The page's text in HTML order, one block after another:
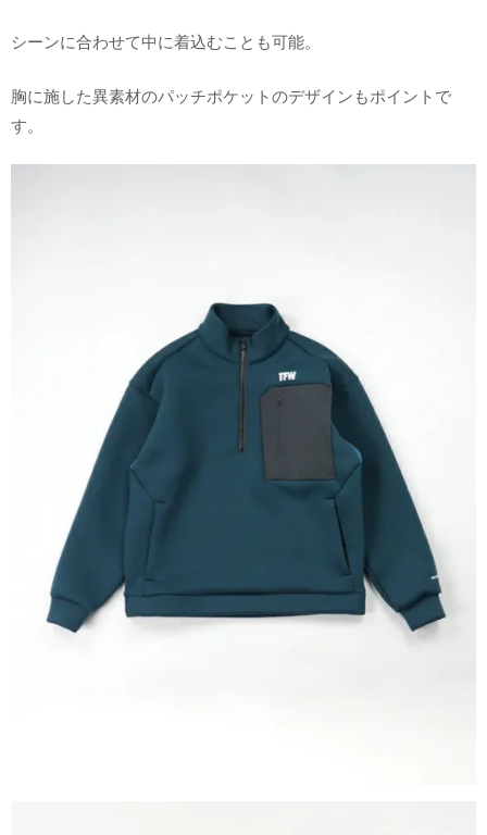
シーンに合わせて中に着込むことも可能。
胸に施した異素材のパッチポケットのデザインもポイントで
す。